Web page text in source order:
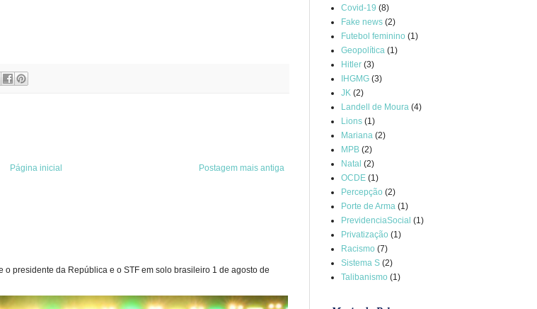
Postagem mais antiga
Página inicial
presidente da República e o STF em solo brasileiro 1 de agosto de
Covid-19 (8)
Fake news (2)
Futebol feminino (1)
Geopolítica (1)
Hitler (3)
IHGMG (3)
JK (2)
Landell de Moura (4)
Lions (1)
Mariana (2)
MPB (2)
Natal (2)
OCDE (1)
Percepção (2)
Porte de Arma (1)
PrevidenciaSocial (1)
Privatização (1)
Racismo (7)
Sistema S (2)
Talibanismo (1)